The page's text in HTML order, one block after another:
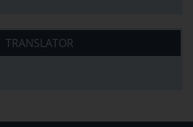
TRANSLATOR